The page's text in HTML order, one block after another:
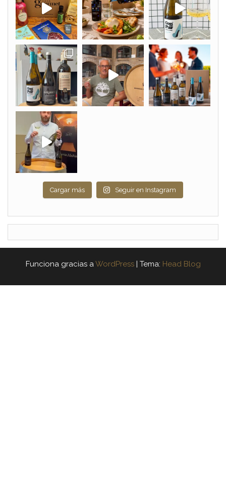
Cargar más Seguir en Instagram
Funciona gracias aWordPress | Tema: Head Blog